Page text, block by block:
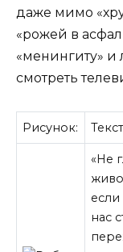
даже мимо
«рожей в
«менингиту»
смотреть
Рисунок:
«Не
нас